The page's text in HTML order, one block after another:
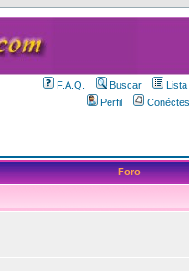
F.A.Q. Buscar Lista
Perfil
Foro